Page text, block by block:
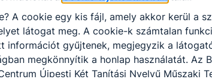
A cookie egy kis fájl, amely akkor kerül a
látogat meg. A cookie-k számtalan
információt gyűjtenek, megjegyzik a
megkönnyítik a honlap használatát. Az
Újpesti Két Tanítási Nyelvű Műszaki